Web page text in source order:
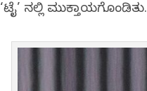
‘ಟೈ’ ನಲ್ಲಿ ಮುಕ್ತಾಯಗೊಂಡಿತು.